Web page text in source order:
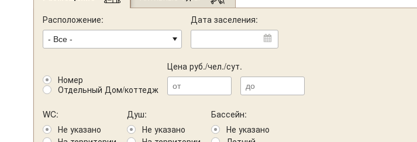
Расположение:
Дата заселения:
Номер
Отдельный Дом/коттедж
Цена руб./чел./сут.
WC:
Не указано
Душ:
Не указано
Бассейн:
Не указано